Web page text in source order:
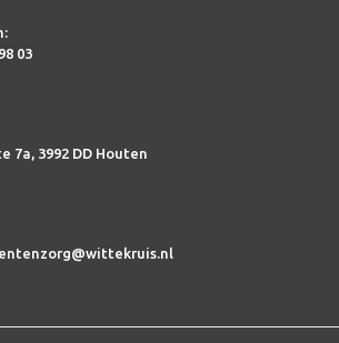
03
7a 3992 DD Houten